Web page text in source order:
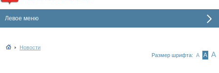
Левое меню
Новости
Размер шрифта: А А А